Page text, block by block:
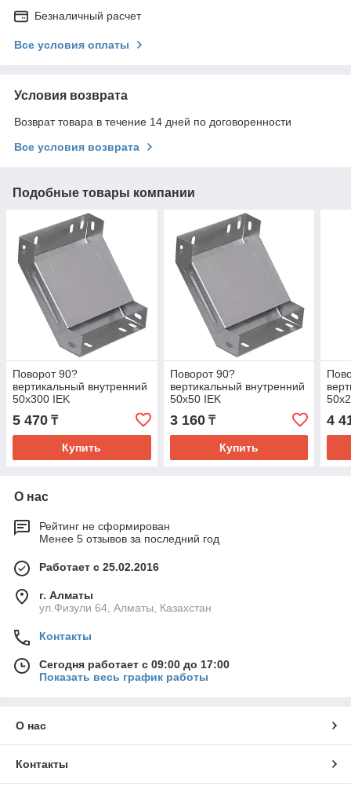
Безналичный расчет
Все условия оплаты
Условия возврата
Возврат товара в течение 14 дней по договоренности
Все условия возврата
Подобные товары компании
Поворот 90?
вертикальный внутренний
50х300 IEK
5 470 ₸
Купить
Поворот 90?
вертикальный внутренний
50х50 IEK
3 160₸
Купить
4
О нас
Рейтинг не сформирован
Менее 5 отзывов за последний год
Работает с 25.02.2016
г. Алматы
ул.Физули 64, Алматы, Казахстан
Контакты
Сегодня работает с 09:00 до 17:00
Показать весь график работы
О нас
Контакты